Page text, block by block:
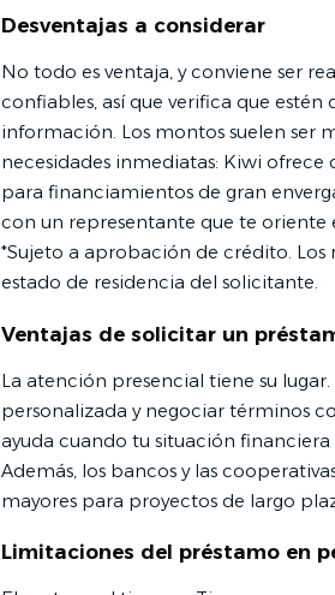
Desventajas a considerar
No todo es ventaja, y conviene ser
confiables, así que verifica que
información. Los montos suelen ser
necesidades inmediatas: Kiwi ofrece
para financiamientos de gran
con un representante que te oriente
*Sujeto a aprobación de crédito.
estado de residencia del solicitante.
Ventajas de solicitar un
La atención presencial tiene su
personalizada y negociar términos
ayuda cuando tu situación
Además, los bancos y las
mayores para proyectos de largo
Limitaciones del préstamo en